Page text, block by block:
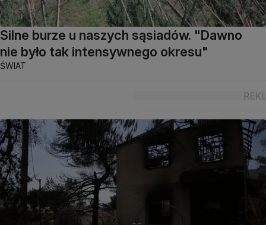
Silne burze u naszych sąsiadów. "Dawno
nie było tak intensywnego okresu"
ŚWIAT